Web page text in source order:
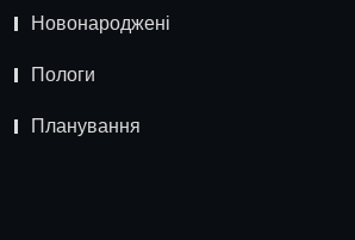
Новонароджені
Пологи
Планування